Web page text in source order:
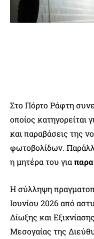
Στο Πόρτο Ράφτη
οποίος κατηγορείται
και παραβάσεις της
φωτοβολίδων.
η μητέρα του για
Η σύλληψη
Ιουνίου 2026 από
Δίωξης και
Μεσογαίας της